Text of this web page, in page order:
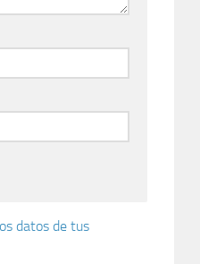
datos de tus